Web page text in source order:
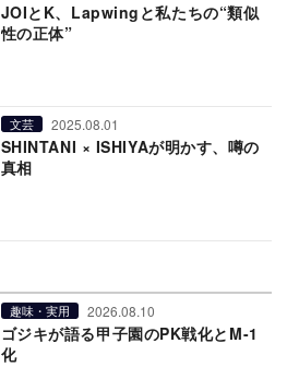
JOIとK、Lapwingと私たちの“類似
性の正体”
文芸 2025.08.01
SHINTANI × ISHIYAが明かす、噂の
真相
趣味・実用 2026.08.10
ゴジキが語る甲子園のPK戦化とM-1
化